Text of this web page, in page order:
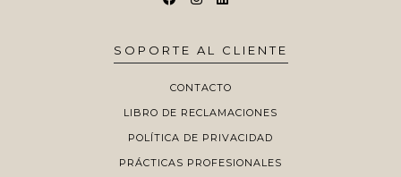
SOPORTE AL CLIENTE
CONTACTO
LIBRO DE RECLAMACIONES
POLÍTICA DE PRIVACIDAD
PRÁCTICAS PROFESIONALES